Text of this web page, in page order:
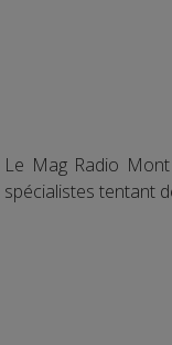
Le Mag Radio
spécialistes tentant